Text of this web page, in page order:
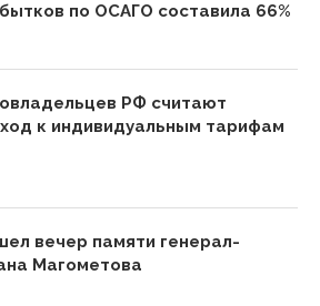
по ОСАГО составила 66%
РФ считают
к индивидуальным тарифам
вечер памяти генерал-
Магометова